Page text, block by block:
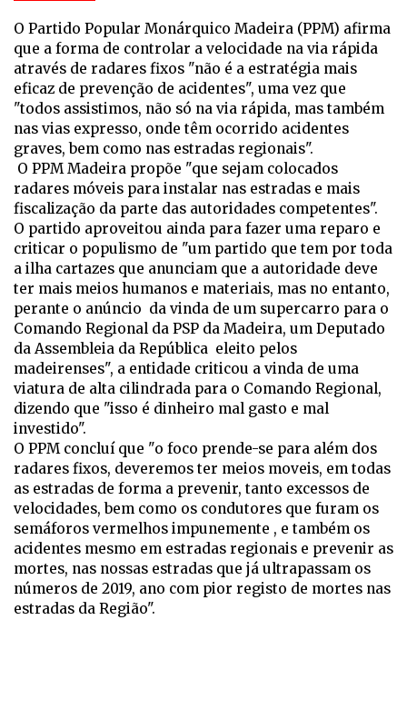
O Partido Popular Monárquico Madeira (PPM) afirma
que a forma de controlar a velocidade na via rápida
através de radares fixos "não é a estratégia mais
eficaz de prevenção de acidentes", uma vez que
"todos assistimos, não só na via rápida, mas também
nas vias expresso, onde têm ocorrido acidentes
graves, bem como nas estradas regionais".
O PPM Madeira propõe "que sejam colocados
radares móveis para instalar nas estradas e mais
fiscalização da parte das autoridades competentes".
O partido aproveitou ainda para fazer uma reparo e
criticar o populismo de "um partido que tem por toda
a ilha cartazes que anunciam que a autoridade deve
ter mais meios humanos e materiais, mas no entanto,
perante o anúncio da vinda de um supercarro para o
Comando Regional da PSP da Madeira, um Deputado
da Assembleia da República eleito pelos
madeirenses", a entidade criticou a vinda de uma
viatura de alta cilindrada para o Comando Regional,
dizendo que "isso é dinheiro mal gasto e mal
investido".
O PPM concluí que "o foco prende-se para além dos
radares fixos, deveremos ter meios moveis, em todas
as estradas de forma a prevenir, tanto excessos de
velocidades, bem como os condutores que furam os
semáforos vermelhos impunemente , e também os
acidentes mesmo em estradas regionais e prevenir as
mortes, nas nossas estradas que já ultrapassam os
números de 2019, ano com pior registo de mortes nas
estradas da Região".